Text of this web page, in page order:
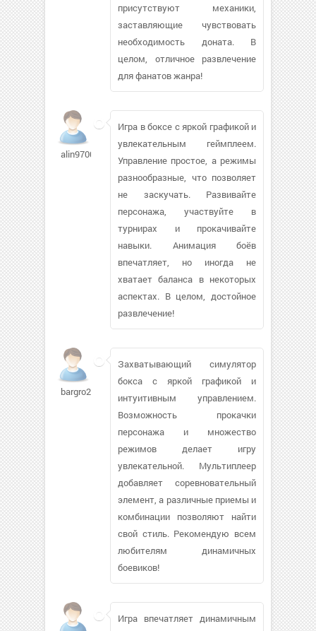
присутствуют механики,
заставляющие чувствовать
необходимость доната. В
целом, отличное развлечение
для фанатов жанра!
alin9700
Игра в боксе с яркой графикой и
увлекательным геймплеем.
Управление простое, а режимы
разнообразные, что позволяет
не заскучать. Развивайте
персонажа, участвуйте в
турнирах и прокачивайте
навыки. Анимация боёв
впечатляет, но иногда не
хватает баланса в некоторых
аспектах. В целом, достойное
развлечение!
bargro2001
Захватывающий симулятор
бокса с яркой графикой и
интуитивным управлением.
Возможность прокачки
персонажа и множество
режимов делает игру
увлекательной. Мультиплеер
добавляет соревновательный
элемент, а различные приемы и
комбинации позволяют найти
свой стиль. Рекомендую всем
любителям динамичных
боевиков!
Игра впечатляет динамичным